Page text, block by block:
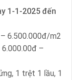
1-1-2025 đến
– 6.500.000đ/m2
6.000.00đ –
1 trệt 1 lầu, 1